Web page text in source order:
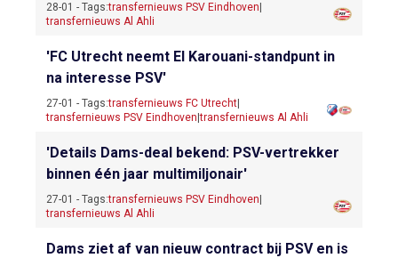
28-01 - Tags:transfernieuws PSV Eindhoven
transfernieuws Al Ahli
'FC Utrecht neemt El Karouani-standpunt in
na interesse PSV'
27-01 - Tags:transfernieuws FC Utrecht
transfernieuws PSV Eindhoven |transfernieuws Al Ahli
'Details Dams-deal bekend: PSV-vertrekker
binnen één jaar multimiljonair'
27-01 - Tags:transfernieuws PSV Eindhoven
transfernieuws Al Ahli
Dams ziet af van nieuw contract bij PSV en is